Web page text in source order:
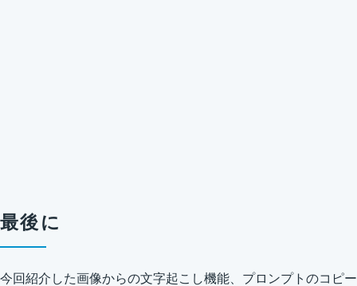
最後に
今回紹介した画像からの文字起こし機能、プロンプトのコピー